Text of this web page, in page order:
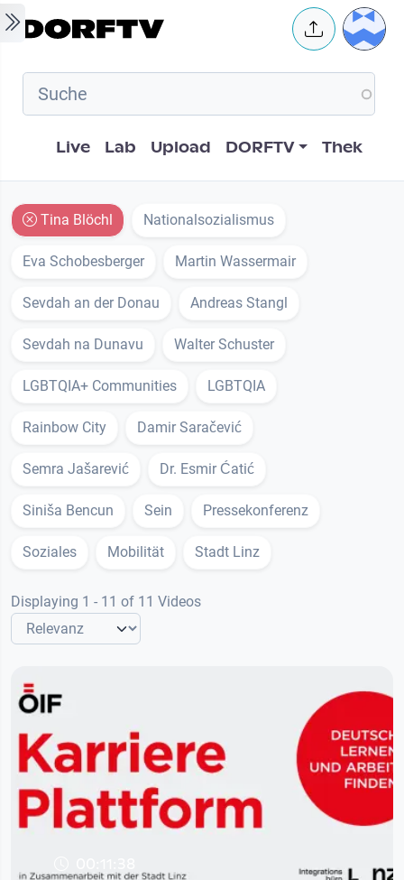
Skip to main content User
Hauptnavigation
Live Lab Upload DORFTV Thek
Tina Blöchl Nationalsozialismus
Eva Schobesberger Martin Wassermair
Sevdah an der Donau Andreas Stangl
Sevdah na Dunavu Walter Schuster
LGBTQIA+ Communities LGBTQIA
Rainbow City Damir Saračević
Semra Jašarević Dr. Esmir Ćatić
Siniša Bencun Sein Pressekonferenz
Soziales Mobilität Stadt Linz
Displaying 1 - 11 of 11 Videos